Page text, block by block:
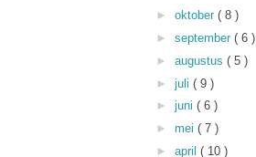
► oktober ( 8 )
► september ( 6 )
► augustus ( 5 )
► juli ( 9 )
► juni ( 6 )
► mei ( 7 )
► april ( 10 )